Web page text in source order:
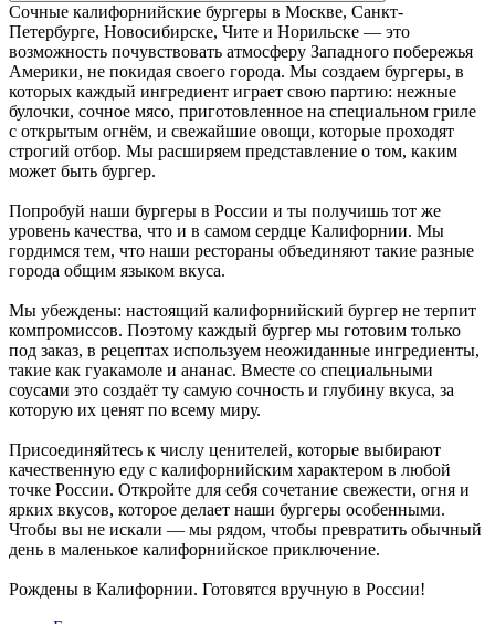
Сочные калифорнийские бургеры в Москве, Санкт-
Петербурге, Новосибирске, Чите и Норильске — это
возможность почувствовать атмосферу Западного побережья
Америки, не покидая своего города. Мы создаем бургеры, в
которых каждый ингредиент играет свою партию: нежные
булочки, сочное мясо, приготовленное на специальном гриле
с открытым огнём, и свежайшие овощи, которые проходят
строгий отбор. Мы расширяем представление о том, каким
может быть бургер.
Попробуй наши бургеры в России и ты получишь тот же
уровень качества, что и в самом сердце Калифорнии. Мы
гордимся тем, что наши рестораны объединяют такие разные
города общим языком вкуса.
Мы убеждены: настоящий калифорнийский бургер не терпит
компромиссов. Поэтому каждый бургер мы готовим только
под заказ, в рецептах используем неожиданные ингредиенты,
такие как гуакамоле и ананас. Вместе со специальными
соусами это создаёт ту самую сочность и глубину вкуса, за
которую их ценят по всему миру.
Присоединяйтесь к числу ценителей, которые выбирают
качественную еду с калифорнийским характером в любой
точке России. Откройте для себя сочетание свежести, огня и
ярких вкусов, которое делает наши бургеры особенными.
Чтобы вы не искали — мы рядом, чтобы превратить обычный
день в маленькое калифорнийское приключение.
Рождены в Калифорнии. Готовятся вручную в России!